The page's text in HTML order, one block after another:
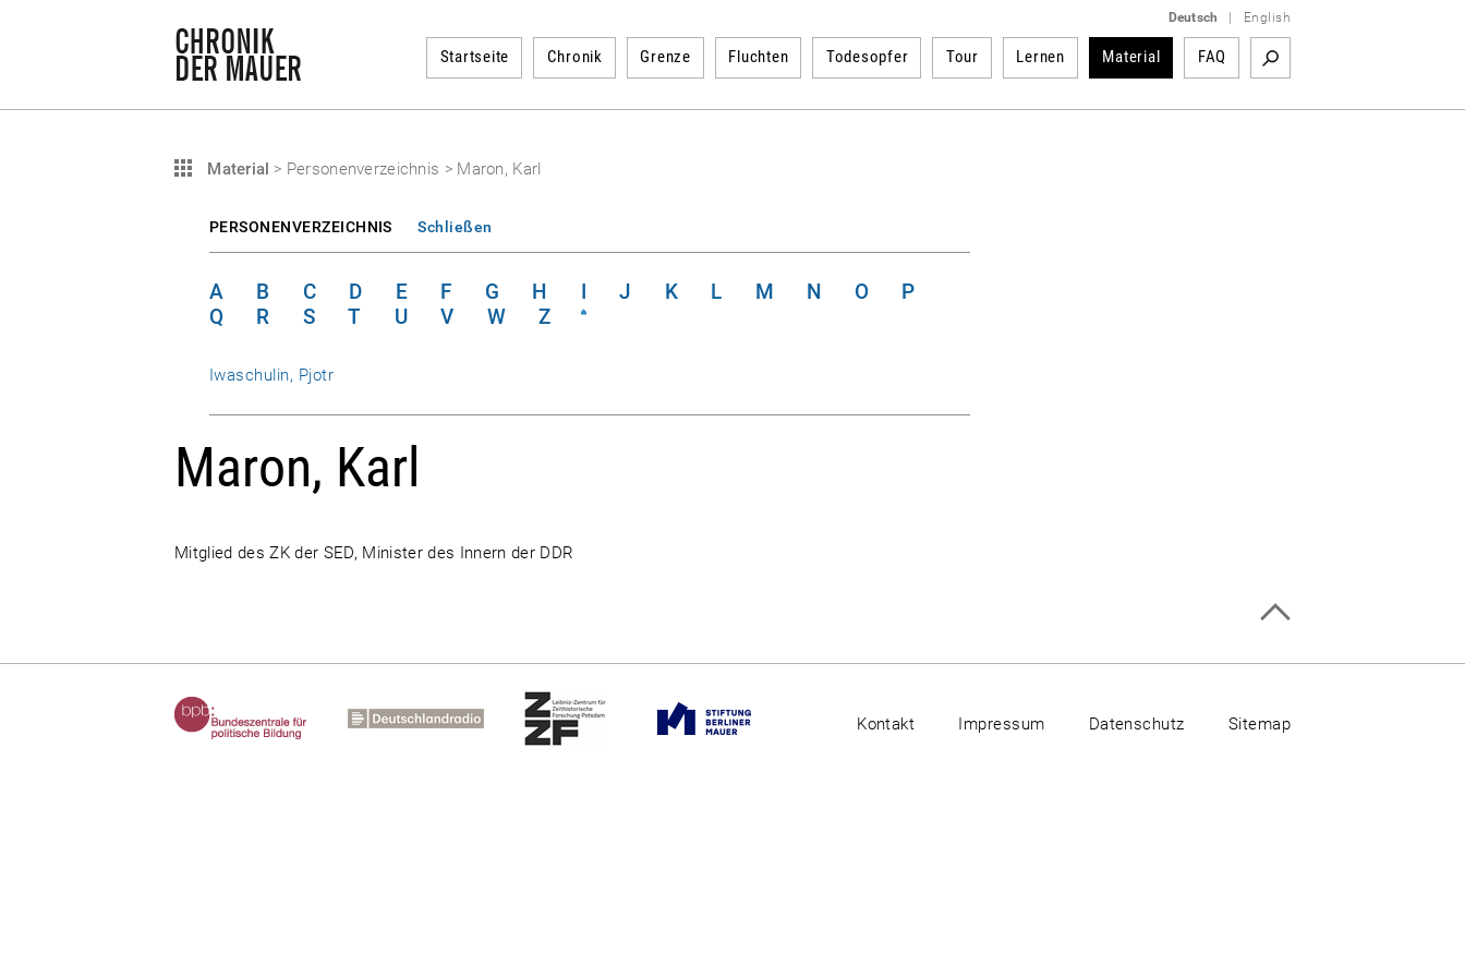
Deutsch English
Startseite Chronik Grenze Fluchten Todesopfer Tour Lernen Material FAQ
Material > Personenverzeichnis > Maron, Karl
PERSONENVERZEICHNIS Schließen
A B C D E F G H I J K L M N O
P
Q
R S T U V W Z
Iwaschulin, Pjotr
Maron, Karl
Mitglied des ZK der SED, Minister des Innern der DDR
Kontakt Impressum Datenschutz Sitemap